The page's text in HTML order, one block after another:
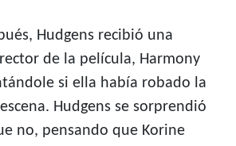
Hudgens recibió una
de la película, Harmony
si ella había robado la
Hudgens se sorprendió
no, pensando que Korine